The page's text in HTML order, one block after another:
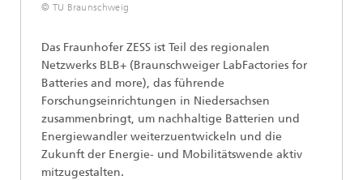
© TU Braunschweig
Das Fraunhofer ZESS ist Teil des regionalen
Netzwerks BLB+ (Braunschweiger LabFactories for
Batteries and more), das führende
Forschungseinrichtungen in Niedersachsen
zusammenbringt, um nachhaltige Batterien und
Energiewandler weiterzuentwickeln und die
Zukunft der Energie- und Mobilitätswende aktiv
mitzugestalten.